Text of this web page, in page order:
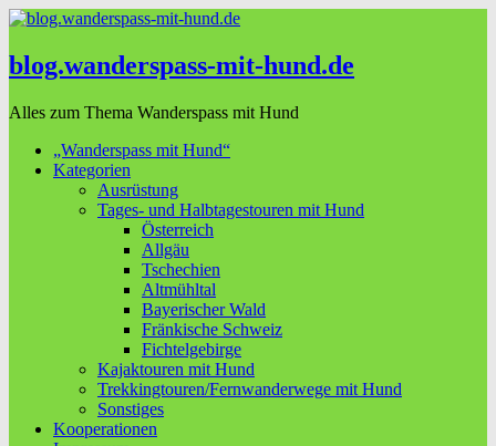
blog.wanderspass-mit-hund.de
Alles zum Thema Wanderspass mit Hund
„Wanderspass mit Hund“
Kategorien
Ausrüstung
Tages- und Halbtagestouren mit Hund
Österreich
Allgäu
Tschechien
Altmühltal
Bayerischer Wald
Fränkische Schweiz
Fichtelgebirge
Kajaktouren mit Hund
Trekkingtouren/Fernwanderwege mit Hund
Sonstiges
Kooperationen